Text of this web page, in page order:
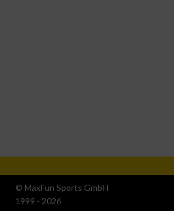
© MaxFun Sports GmbH
1999 - 2026
Messung der Performance von Inhalten